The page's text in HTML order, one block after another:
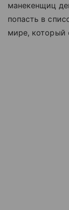
манекенщиц
попасть в
мире, который